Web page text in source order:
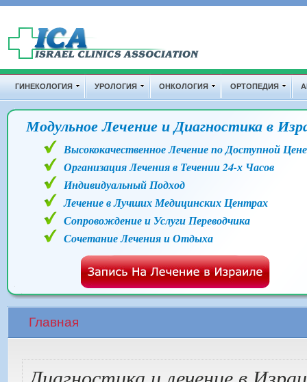
Перейти к основному содержанию
Дополнительные ссылки
ГИНЕКОЛОГИЯ УРОЛОГИЯ ОНКОЛОГИЯ ОРТОПЕДИЯ
Модульное Лечение и Диагностика в
Высококачественное Лечение по Доступной Цене
Организация Лечения в Течении 24-х Часов
Индивидуальный Подход
Лечение в Лучших Медицинских Центрах
Сопровождение и Услуги Переводчика
Сочетание Лечения и Отдыха
Главная